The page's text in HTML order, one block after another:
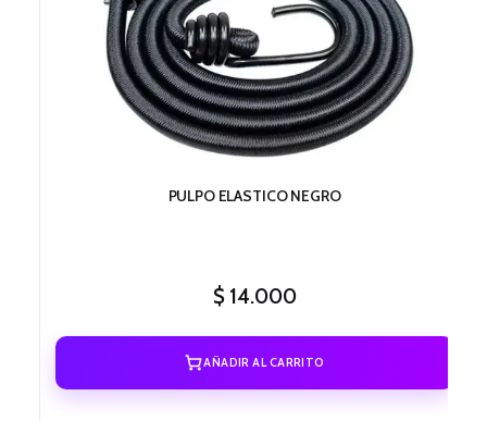
PULPO ELASTICO NEGRO
$14.000
AÑADIR AL CARRITO